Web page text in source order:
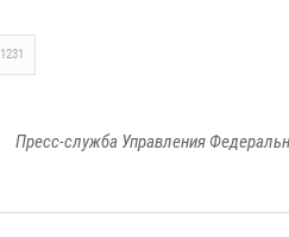
1231
Пресс-служба Управления